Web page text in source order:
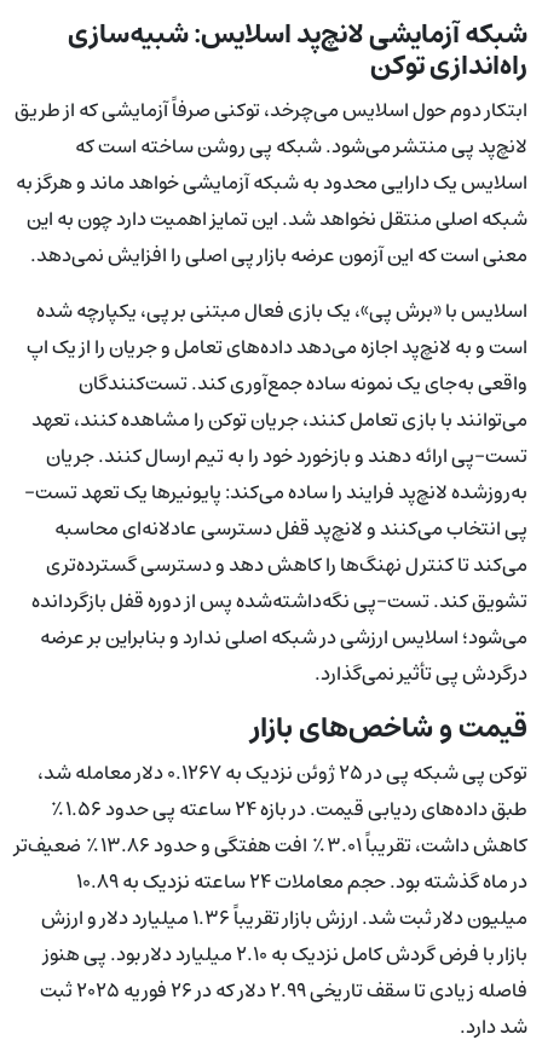
شبکه آزمایشی لانچ‌پد اسلایس: شبیه‌سازی
راه‌اندازی توکن
ابتکار دوم حول اسلایس می‌چرخد، توکنی صرفاً آزمایشی که از طریق
لانچ‌پد پی منتشر می‌شود. شبکه پی روشن ساخته است که
اسلایس یک دارایی محدود به شبکه آزمایشی خواهد ماند و هرگز به
شبکه اصلی منتقل نخواهد شد. این تمایز اهمیت دارد چون به این
معنی است که این آزمون عرضه بازار پی اصلی را افزایش نمی‌دهد.
اسلایس با «برش پی»، یک بازی فعال مبتنی بر پی، یکپارچه شده
است و به لانچ‌پد اجازه می‌دهد داده‌های تعامل و جریان را از یک اپ
واقعی به‌جای یک نمونه ساده جمع‌آوری کند. تست‌کنندگان
می‌توانند با بازی تعامل کنند، جریان توکن را مشاهده کنند، تعهد
تست-پی ارائه دهند و بازخورد خود را به تیم ارسال کنند. جریان
به‌روزشده لانچ‌پد فرایند را ساده می‌کند: پایونیرها یک تعهد تست-
پی انتخاب می‌کنند و لانچ‌پد قفل دسترسی عادلانه‌ای محاسبه
می‌کند تا کنترل نهنگ‌ها را کاهش دهد و دسترسی گسترده‌تری
تشویق کند. تست-پی نگه‌داشته‌شده پس از دوره قفل بازگردانده
می‌شود؛ اسلایس ارزشی در شبکه اصلی ندارد و بنابراین بر عرضه
درگردش پی تأثیر نمی‌گذارد.
قیمت و شاخص‌های بازار
توکن پی شبکه پی در ۲۵ ژوئن نزدیک به ۰.۱۲۶۷ دلار معامله شد،
طبق داده‌های ردیابی قیمت. در بازه ۲۴ ساعته پی حدود ۱.۵۶٪
کاهش داشت، تقریباً ۳.۰۱٪ افت هفتگی و حدود ۱۳.۸۶٪ ضعیف‌تر
در ماه گذشته بود. حجم معاملات ۲۴ ساعته نزدیک به ۱۰.۸۹
میلیون دلار ثبت شد. ارزش بازار تقریباً ۱.۳۶ میلیارد دلار و ارزش
بازار با فرض گردش کامل نزدیک به ۲.۱۰ میلیارد دلار بود. پی هنوز
فاصله زیادی تا سقف تاریخی ۲.۹۹ دلار که در ۲۶ فوریه ۲۰۲۵ ثبت
شد دارد.